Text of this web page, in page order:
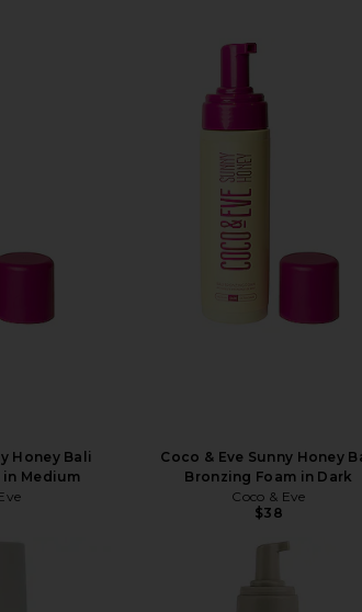
Honey Bali
in Medium
Coco & Eve Sunny Honey
Bronzing Foam in Dark
Coco & Eve
$38